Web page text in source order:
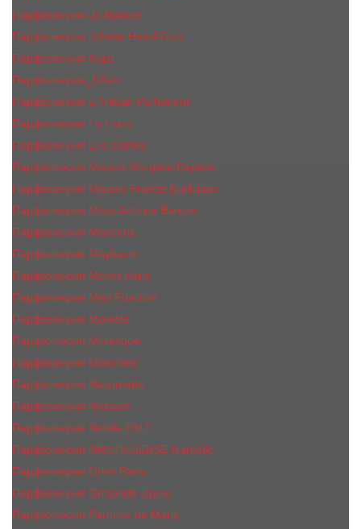
Парфюмерия Jо Malоnе
Парфюмерия Juliette Has A Gun
Парфюмерия Kajal
Парфюмерия_КiIiаn
Парфюмерия L'Artisan Parfumeur
Парфюмерия Le Labo
Парфюмерия Les Contes
Парфюмерия Maison Margiela Replica
Парфюмерия Maison Francis Kurkdjian
Парфюмерия Marc-Antoine Barrois
Парфюмерия Mancera
Парфюмерия Maybach
Парфюмерия Memo Paris
Парфюмерия Meo Fusciuni
Парфюмерия Montale
Парфюмерия Moresque
Парфюмерия Moschino
Парфюмерия Nasomatto
Парфюмерия Nishane
Парфюмерия Nobile 1942
Парфюмерия NROTICuERSE Narcotic
Парфюмерия Orlov Paris
Парфюмерия Ormonde Jayne
Парфюмерия Parfums de Marly